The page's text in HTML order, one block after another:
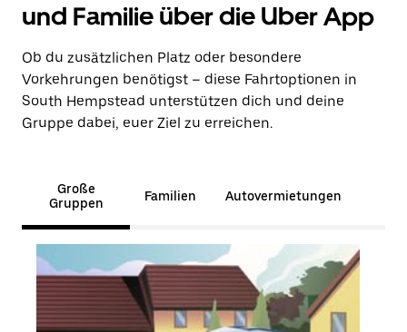
und Familie über die Uber App
Ob du zusätzlichen Platz oder besondere
Vorkehrungen benötigst – diese Fahrtoptionen in
South Hempstead unterstützen dich und deine
Gruppe dabei, euer Ziel zu erreichen.
Große
Gruppen
Familien Autovermietungen